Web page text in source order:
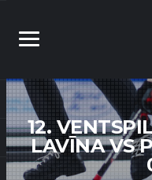
12.
LAVĪNA VS